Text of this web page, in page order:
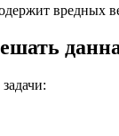
вредных